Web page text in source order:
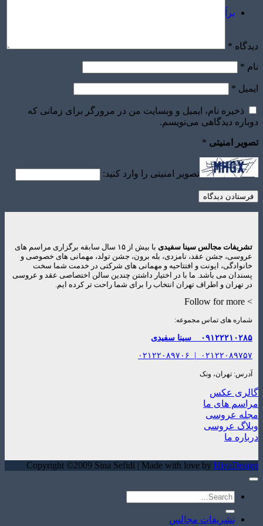
برآورد قیمت
دیدگاه *
نام *
ایمیل *
ذخیره نام، ایمیل و وبسایت من در مرورگر برای زمانی که
دوباره دیدگاهی می‌نویسم.
تصویر امنیتی *
تصویر امنیتی را وارد کنید:
تشریفات مجالس سینا سفیدی
با بیش از ۱۵ سال سابقه برگزاری مراسم های
عروسی، جشن عقد، نامزدی، بله برون، جشن تولد، مهمانی های خصوصی و
خانوادگی، ایونت و افتتاحیه و مهمانی های شرکتی در خدمت شما سخت
پسندان می باشد. ما با در اختیار داشتن چندین سالن اختصاصی عقد و عروسی
در تهران و اطراف تهران انتخاب را برای شما راحت تر کرده ایم.
> Follow for more
شماره های تماس مجموعه:
۰۹۱۲۲۲۱۰۲۸۵ سینا سفیدی
۰۲۱۲۲۰۸۹۷۵۷ ۰۲۱۲۲۰۸۹۷۰۶
آدرس: تهران، ونک
گالری عکس
مراسم های ما
مجله عروسی
وبلاگ عروسی
درباره ما
Copyright ©2009 Sina Sefidi | Made with love by HivaDesign
تشریفات مجالس